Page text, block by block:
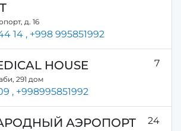
д. 16
14 , +998 995851992
HOUSE 7
291 дом
, +998995851992
АЭРОПОРТ
24